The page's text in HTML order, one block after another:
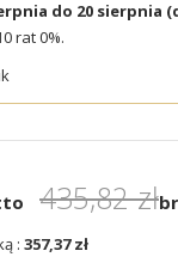
do 20 sierpnia
rat 0%.
435,82 zł
: 357,37 zł